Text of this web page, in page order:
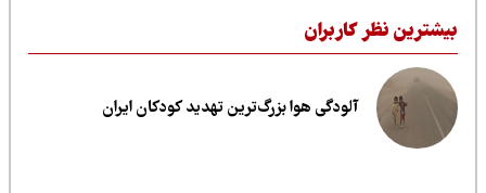
نظر کاربران
آلودگی هوا بزرگ‌ترین تهدید کودکان ایران